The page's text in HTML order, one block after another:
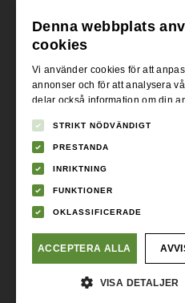
Stora Badhusgatan
E-
Denna webbplats
cookies
Vi använder cookies för att
annonser och för att analysera
delar också information om din
analyspartners som kan
annan information som du har
dem eller som de har samlat in
användning av deras tjänster.
Integritetspolicy
STRIKT NÖDVÄNDIGT
PRESTANDA
INRIKTNING
FUNKTIONER
OKLASSIFICERADE
ACCEPTERA ALLA
VISA DETALJER